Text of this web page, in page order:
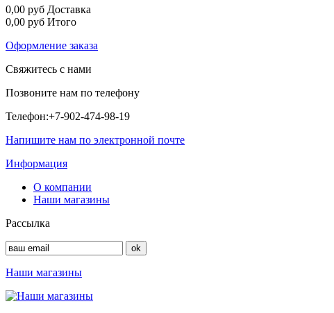
0,00 руб Доставка
0,00 руб Итого
Оформление заказа
Свяжитесь с нами
Позвоните нам по телефону
Телефон:+7-902-474-98-19
Напишите нам по электронной почте
Информация
О компании
Наши магазины
Рассылка
Наши магазины